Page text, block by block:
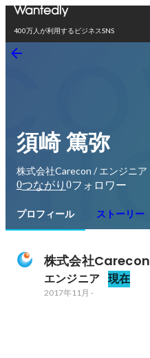
400万人が利用するビジネスSNS
須崎 篤弥
株式会社Carecon / エンジニア
0つながり 0フォロワー
プロフィール ストーリー
株式会社Carecon
エンジニア 現在
2017年11月 -